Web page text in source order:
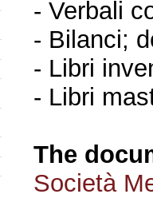
- Verbali
- Bilanci;
- Libri
- Libri
The
Società